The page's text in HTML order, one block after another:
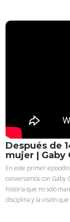
Después de
mujer | Gaby
En este primer
conversamos con Gaby
historia que no solo
disciplina y la visión